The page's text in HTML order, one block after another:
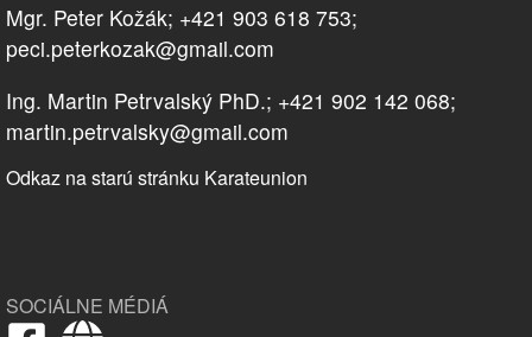
Mgr. Peter Kožák; +421 903 618 753;
peci.peterkozak@gmail.com
Ing. Martin Petrvalský PhD.; +421 902 142 068;
martin.petrvalsky@gmail.com
Odkaz na starú stránku Karateunion
SOCIÁLNE MÉDIÁ